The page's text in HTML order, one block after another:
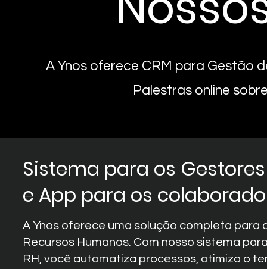
A Ynos oferece CRM para Gestão
Palestras online
Sistema para os Gestores
e App para os
​A Ynos oferece uma solução completa para
Recursos Humanos. Com nosso sistema
RH, você automatiza processos, otimiza o